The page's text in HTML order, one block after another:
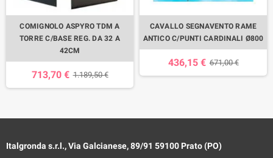
COMIGNOLO ASPYRO TDM A
TORRE C/BASE REG. DA 32 A
42CM
713,70 € 1.189,50 €
CAVALLO SEGNAVENTO RAME
ANTICO C/PUNTI CARDINALI Ø800
436,15 € 671,00 €
Italgronda s.r.l., Via Galcianese, 89/91 59100 Prato (PO)